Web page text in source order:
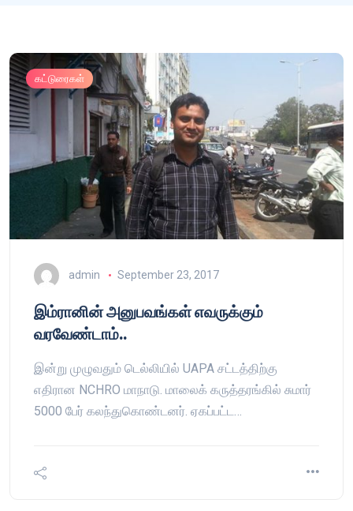
கட்டுரைகள்
admin September 23, 2017
இம்ரானின் அனுபவங்கள் எவருக்கும்
வரவேண்டாம்..
இன்று முழுவதும் டெல்லியில் UAPA சட்டத்திற்கு
எதிரான NCHRO மாநாடு. மாலைக் கருத்தரங்கில் சுமார்
5000 பேர் கலந்துகொண்டனர். ஏகப்பட்ட…